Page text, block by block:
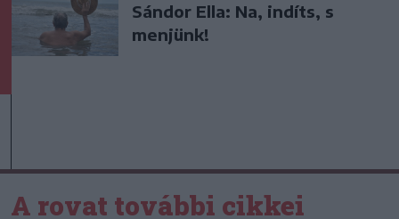
Sándor Ella: Na, indíts, s
menjünk!
A rovat további cikkei